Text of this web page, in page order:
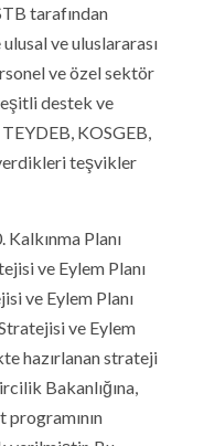
tarafından
ve uluslararası
ve özel sektör
destek ve
KOSGEB,
verdikleri teşvikler
Kalkınma Planı
ve Eylem Planı
ve Eylem Planı
ve Eylem
hazırlanan strateji
Bakanlığına,
programının